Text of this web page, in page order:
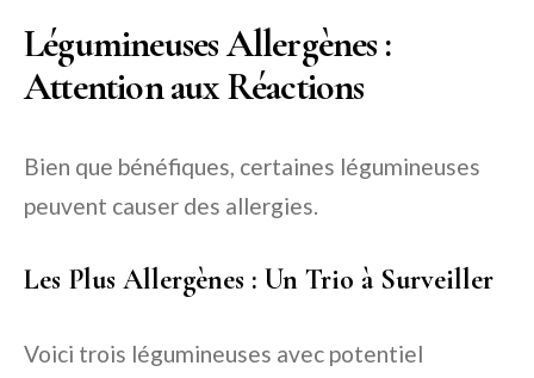
Légumineuses Allergènes :
Attention aux Réactions
Bien que bénéfiques, certaines légumineuses
peuvent causer des allergies.
Les Plus Allergènes : Un Trio à Surveiller
Voici trois légumineuses avec potentiel